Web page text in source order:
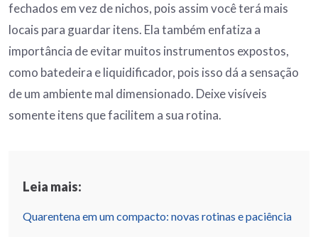
fechados em vez de nichos, pois assim você terá mais
locais para guardar itens. Ela também enfatiza a
importância de evitar muitos instrumentos expostos,
como batedeira e liquidificador, pois isso dá a sensação
de um ambiente mal dimensionado. Deixe visíveis
somente itens que facilitem a sua rotina.
Leia mais:
Quarentena em um compacto: novas rotinas e paciência